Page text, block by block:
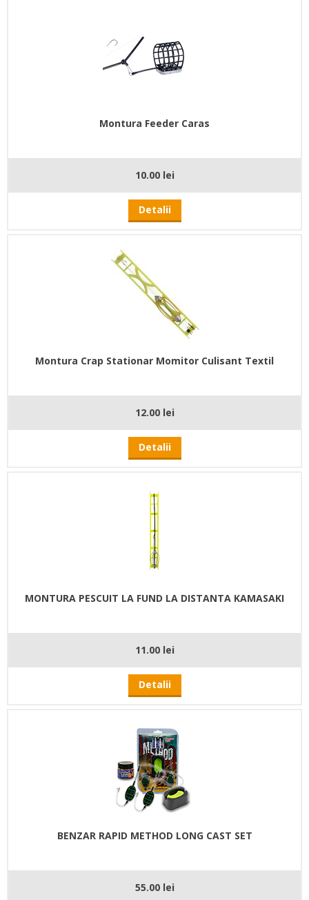
Montura Feeder Caras
10.00 lei
Detalii
Montura Crap Stationar Momitor Culisant Textil
12.00 lei
Detalii
MONTURA PESCUIT LA FUND LA DISTANTA KAMASAKI
11.00 lei
Detalii
BENZAR RAPID METHOD LONG CAST SET
55.00 lei